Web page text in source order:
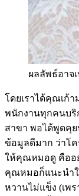
ผลลัพธ์อาจ
โดยเราได้คุณเก้า
พนักงานทุกคนบริ
สาขา พอได้พูดคุ
ข้อมูลดีมาก ว่าโค
ให้คุณหมอดู คืออ
คุณหมอก็แนะนำ
หวานไม่แข็ง (เพ